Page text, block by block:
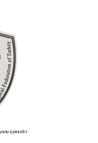
üyesidir.